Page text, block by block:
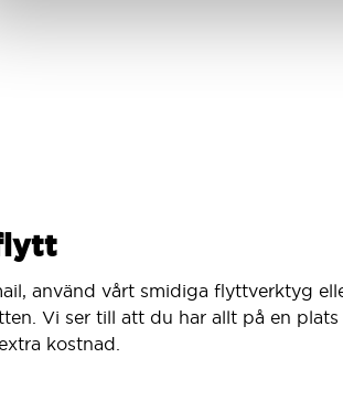
använd vårt smidiga flyttverktyg
Vi ser till att du har allt på en
kostnad.